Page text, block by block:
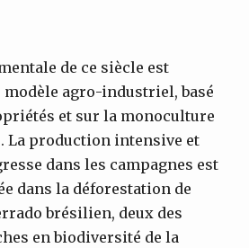
de ce siècle est
agro-industriel, basé
et sur la monoculture
La production intensive et
dans les campagnes est
dans la déforestation de
brésilien, deux des
en biodiversité de la